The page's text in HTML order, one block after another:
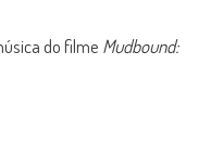
do filme Mudbound: